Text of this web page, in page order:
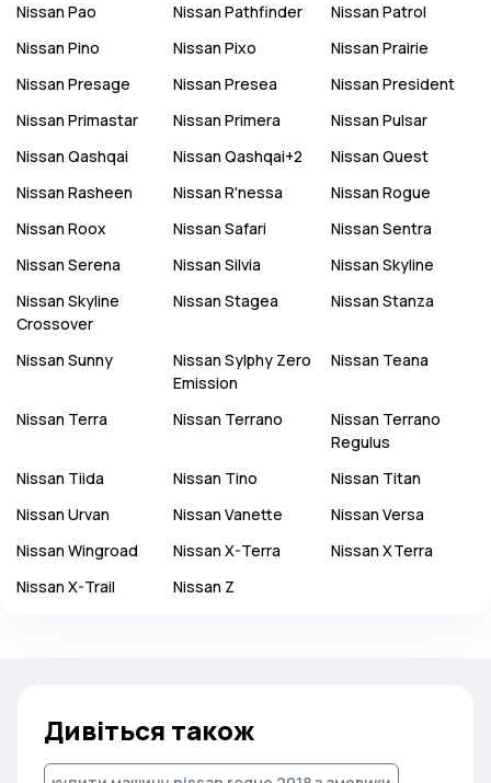
Nissan Pao Nissan Pathfinder Nissan Patrol
Nissan Pino Nissan Pixo Nissan Prairie
Nissan Presage Nissan Presea Nissan President
Nissan Primastar Nissan Primera Nissan Pulsar
Nissan Qashqai Nissan Qashqai+2 Nissan Quest
Nissan Rasheen Nissan R'nessa Nissan Rogue
Nissan Roox Nissan Safari Nissan Sentra
Nissan Serena Nissan Silvia Nissan Skyline
Nissan Skyline
Crossover
Nissan Stagea Nissan Stanza
Nissan Sunny Nissan Sylphy Zero
Emission
Nissan Teana
Nissan Terra Nissan Terrano Nissan Terrano
Regulus
Nissan Tiida Nissan Tino Nissan Titan
Nissan Urvan Nissan Vanette Nissan Versa
Nissan Wingroad Nissan X-Terra Nissan XTerra
Nissan X-Trail Nissan Z
Дивіться також